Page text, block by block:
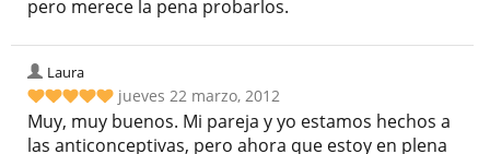
pero merece la pena probarlos.
Laura
jueves 22 marzo, 2012
Muy, muy buenos. Mi pareja y yo estamos hechos a
las anticonceptivas, pero ahora que estoy en plena